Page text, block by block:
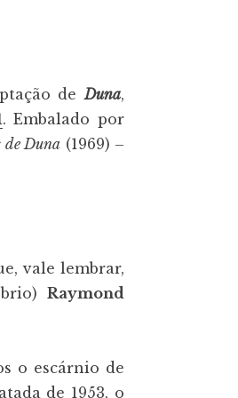
de Duna,
. Embalado por
de Duna (1969) –
vale lembrar,
Raymond
o escárnio de
de 1953, o